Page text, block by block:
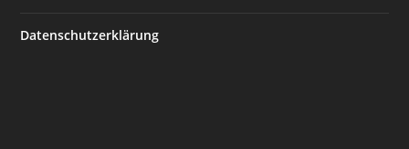
Datenschutzerklärung